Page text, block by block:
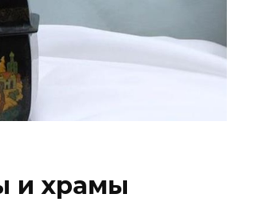
и храмы